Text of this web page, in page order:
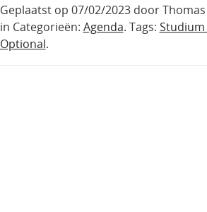
Geplaatst op 07/02/2023 door
in Categorieën: Agenda. Tags:
Optional.